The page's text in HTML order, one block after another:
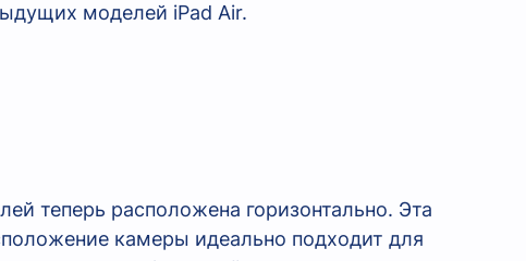
моделей iPad Air.
теперь расположена горизонтально. Эта
камеры идеально подходит для